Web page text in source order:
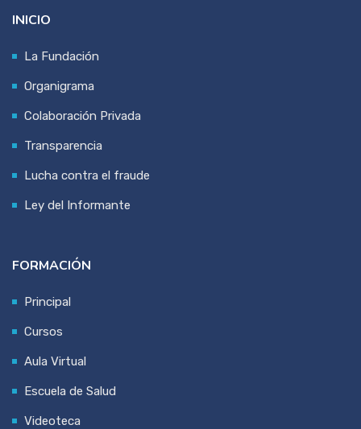
INICIO
La Fundación
Organigrama
Colaboración Privada
Transparencia
Lucha contra el fraude
Ley del Informante
FORMACIÓN
Principal
Cursos
Aula Virtual
Escuela de Salud
Videoteca